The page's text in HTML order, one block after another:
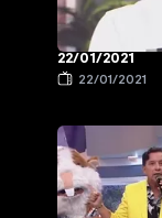
22/01/2021
22/01/2021